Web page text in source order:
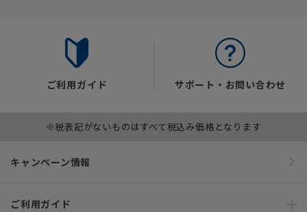
ご利用ガイド サポート・お問い合わせ
※税表記がないものはすべて税込み価格となります
キャンペーン情報
ご利用ガイド